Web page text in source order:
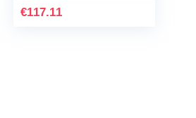
aluminium velg…
€117.11